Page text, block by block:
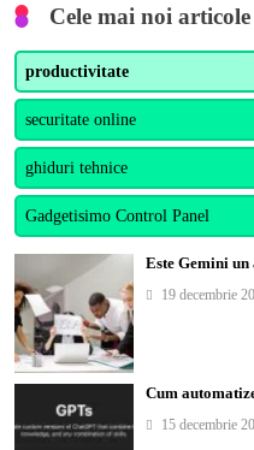
Cele mai noi articole
productivitate
securitate online
ghiduri tehnice
Gadgetisimo Control Panel
Este Gemini
19 decembrie
Cum
15 decembrie